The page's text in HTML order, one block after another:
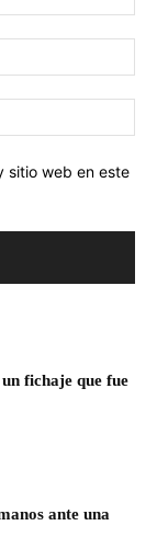
sitio web en este
fichaje que fue
ante una